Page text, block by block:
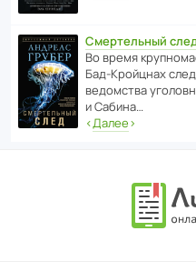
Смертельный
Во время
Бад‑Крой­цнах
ведомства
и Сабина…
‹Далее›